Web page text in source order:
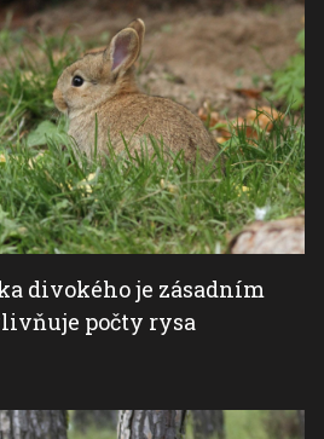
divokého je zásadním
počty rysa